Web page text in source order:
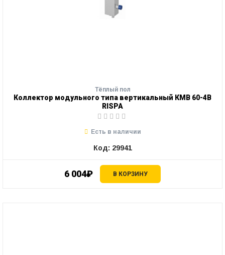
Тёплый пол
Коллектор модульного типа вертикальный КМВ 60-4В
RISPA
6 004₽ В КОРЗИНУ
Есть в наличии
Код: 29941